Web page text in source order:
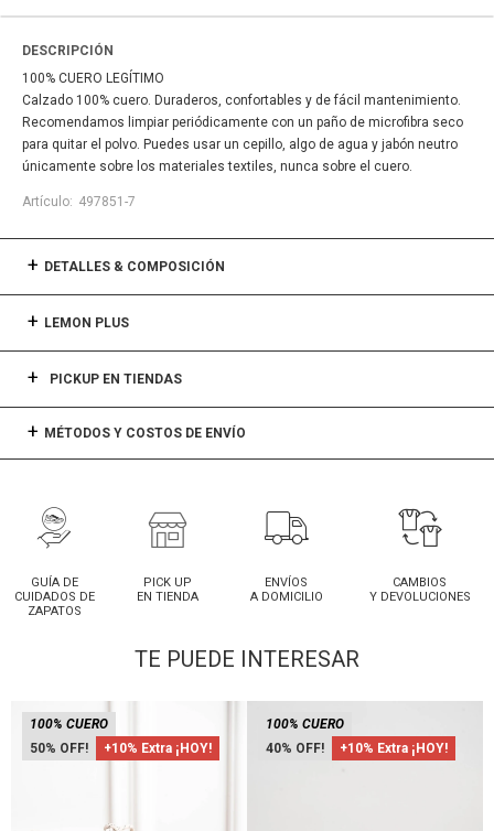
DESCRIPCIÓN
100% CUERO LEGÍTIMO
Calzado 100% cuero. Duraderos, confortables y de fácil mantenimiento.
Recomendamos limpiar periódicamente con un paño de microfibra seco
para quitar el polvo. Puedes usar un cepillo, algo de agua y jabón neutro
únicamente sobre los materiales textiles, nunca sobre el cuero.
497851-7
DETALLES & COMPOSICIÓN
LEMON PLUS
PICKUP EN TIENDAS
MÉTODOS Y COSTOS DE ENVÍO
GUÍA DE
CUIDADOS DE
ZAPATOS
PICK UP
EN TIENDA
ENVÍOS
A DOMICILIO
CAMBIOS
Y DEVOLUCIONES
TE PUEDE INTERESAR
50 +10% Extra ¡HOY!
100% CUERO
40 +10% Extra ¡HOY!
100% CUERO